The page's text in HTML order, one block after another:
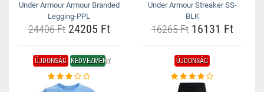
Under Armour Armour Branded
Legging-PPL
24406 Ft24205 Ft
Under Armour Streaker SS-
BLK
16265 Ft16131 Ft
ÚJDONSÁG KEDVEZMÉNY ÚJDONSÁG